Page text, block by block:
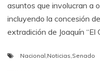
asuntos que involucran a
incluyendo la concesión
extradición de Joaquín “El
Nacional,Noticias,Senado